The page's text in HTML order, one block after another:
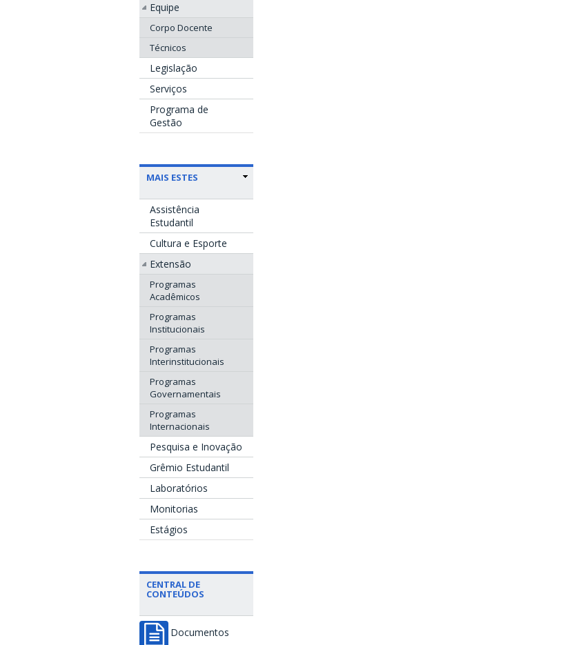
Equipe
Corpo Docente
Técnicos
Legislação
Serviços
Programa de
Gestão
MAIS ESTES
Assistência
Estudantil
Cultura e Esporte
Extensão
Programas
Acadêmicos
Programas
Institucionais
Programas
Interinstitucionais
Programas
Governamentais
Programas
Internacionais
Pesquisa e Inovação
Grêmio Estudantil
Laboratórios
Monitorias
Estágios
CENTRAL DE
CONTEÚDOS
Documentos